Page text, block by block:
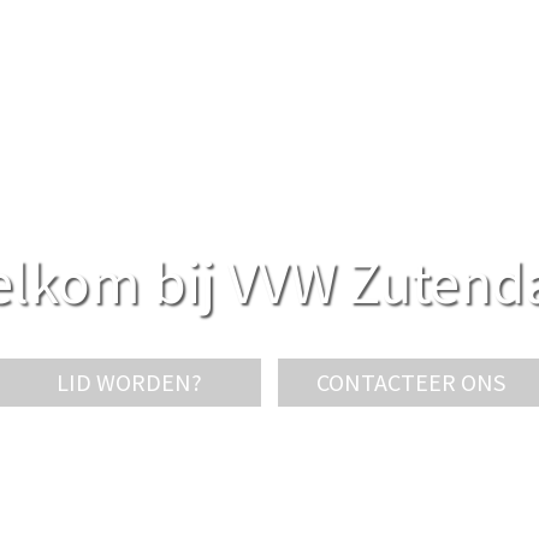
bij VVW
LID WORDEN? CONTACTEER ONS